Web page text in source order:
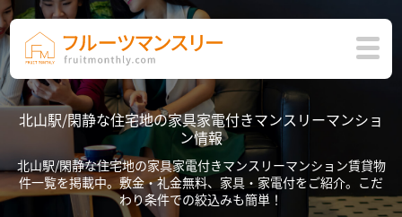
北山駅/閑静な住宅地の家具家電付きマンスリーマンショ
ン情報
北山駅/閑静な住宅地の家具家電付きマンスリーマンション賃貸物
件一覧を掲載中。敷金・礼金無料、家具・家電付をご紹介。こだ
わり条件での絞込みも簡単！